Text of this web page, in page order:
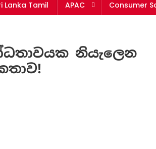
Lanka Tamil APAC Consumer
නියැලෙන